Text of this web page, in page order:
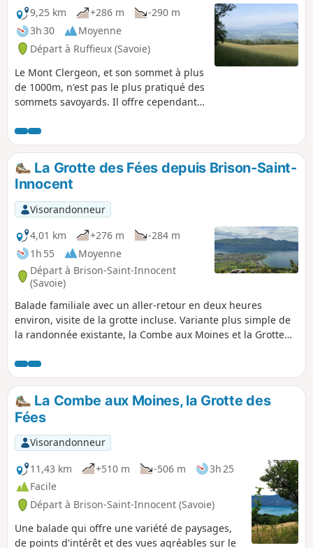
9,25 km
+286 m
-290 m
3h 30
Moyenne
Départ à Ruffieux (Savoie)
Le Mont Clergeon, et son sommet à plus
de 1000m, n'est pas le plus pratiqué des
sommets savoyards. Il offre cependant
les massifs des Bauges, Aravis et du
Mont-Blanc. Le parcours est en grande
partie ombragé.
La Grotte des Fées depuis Brison-Saint-
Innocent
Visorandonneur
4,01 km
+276 m
-284 m
1h 55
Moyenne
Départ à Brison-Saint-Innocent
(Savoie)
Balade familiale avec un aller-retour en deux heures
environ, visite de la grotte incluse. Variante plus simple de
la randonnée existante, la Combe aux Moines et la Grotte
Départ depuis le dernier parking accessible du chemin de
la Grotte des Fées Suite aux commentaires, modification de
la difficulté a "Moyenne" qui n'était pas ma perception au
départ car balade faite avec des enfants en bas âge.
Attention au sentier du singe surtout. ⚠️ Pour accéder au
parking de départ de la grotte des fées, depuis Aix-Les-
Bains, suivre le "Chemin du Ponsonnet" à gauche de la D48,
puis prendre à droite le "Chemin de la grotte des fées".
La Combe aux Moines, la Grotte des
Fées
Visorandonneur
11,43 km
+510 m -506 m
3h 25
Facile
Départ à Brison-Saint-Innocent (Savoie)
Une balade qui offre une variété de paysages,
de points d'intérêt et des vues agréables sur le